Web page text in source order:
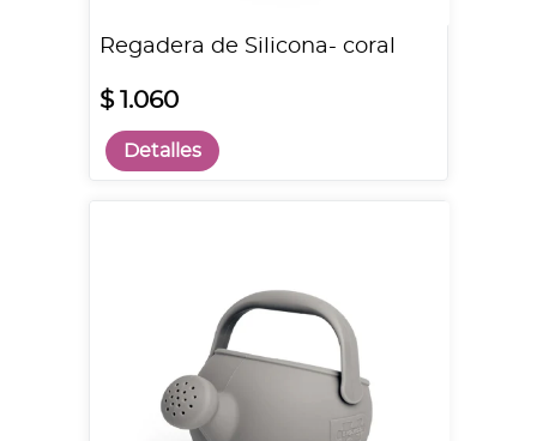
Regadera de Silicona- coral
$ 1.060
Detalles